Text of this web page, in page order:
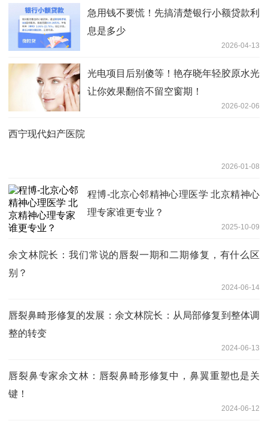
急用钱不要慌！先搞清楚银行小额贷款利
息是多少
2026-04-13
光电项目后别傻等！艳存晓年轻胶原水光
让你效果翻倍不留空窗期！
2026-02-06
西宁现代妇产医院
2026-01-08
程博-北京心邻精神心理医学 北京精神心
理专家谁更专业？
2025-10-09
余文林院长：我们常说的唇裂一期和二期修复，有什么区
别？
2024-06-14
唇裂鼻畸形修复的发展：余文林院长：从局部修复到整体调
整的转变
2024-06-13
唇裂鼻专家余文林：唇裂鼻畸形修复中，鼻翼重塑也是关
键！
2024-06-12